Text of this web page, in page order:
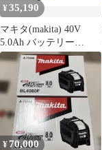
¥35,190
マキタ(makita) 40V
5.0Ah バッテリー
BL4050F A-72372 防塵
防滴性能:IP56
¥70,000